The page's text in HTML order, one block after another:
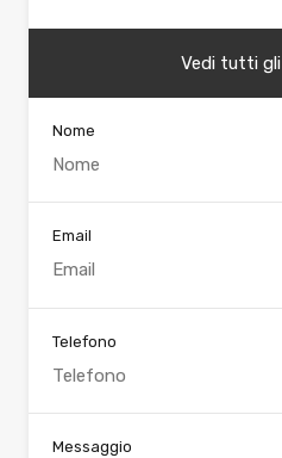
Vedi tutti
Nome
Email
Telefono
Messaggio